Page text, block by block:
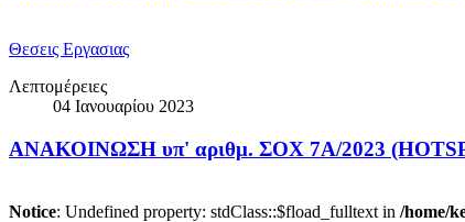
Θεσεις Εργασιας
Λεπτομέρειες
04 Ιανουαρίου 2023
ΑΝΑΚΟΙΝΩΣΗ υπ' αριθμ. ΣΟΧ 7Α/2023
Notice: Undefined property: stdClass::$fload_fulltext in /home/